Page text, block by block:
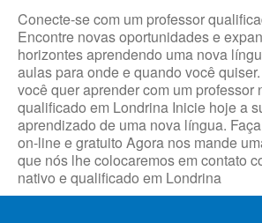
Conecte-se com um professor
Encontre novas oportunidades e
horizontes aprendendo uma nova
aulas para onde e quando você
você quer aprender com um professor
qualificado em Londrina Inicie hoje a
aprendizado de uma nova língua.
on-line e gratuito Agora nos mande
que nós lhe colocaremos em contato
nativo e qualificado em Londrina